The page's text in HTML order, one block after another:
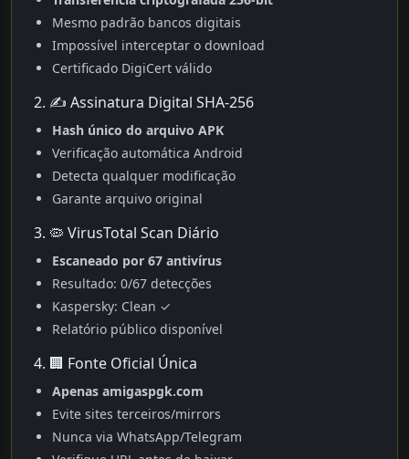
Mesmo padrão bancos digitais
Impossível interceptar o download
Certificado DigiCert válido
2. ✍️ Assinatura Digital SHA-256
Hash único do arquivo APK
Verificação automática Android
Detecta qualquer modificação
Garante arquivo original
3. 🦠 VirusTotal Scan Diário
Escaneado por 67 antivírus
Resultado: 0/67 detecções
Kaspersky: Clean ✓
Relatório público disponível
4. 🏢 Fonte Oficial Única
Apenas amigaspgk.com
Evite sites terceiros/mirrors
Nunca via WhatsApp/Telegram